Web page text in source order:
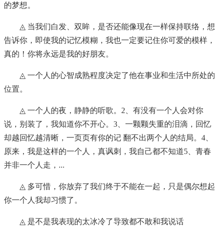
的梦想。
◬ 当我们白发、双眸，是否还能像现在一样保持联络，想
告诉你，即使我的记忆模糊，我也一定要记住你可爱的模样，
真的！你将永远是我的好朋友。
◬ 一个人的心智成熟程度决定了他在事业和生活中所处的
位置。
◬ 一个人的夜，静静的听歌。2、有没有一个人会对你
说，别装了，我知道你不开心。3、一颗颗失重的泪滴，回忆
却越回忆越清晰，一页页有你的记 翻不出两个人的结局。4、
原来，我是这样的一个人，真讽刺，我自己都不知道5、青春
并非一个人走，...
◬ 多可惜，你放弃了我们终于不能在一起，只是偶尔想起
你一个人我却习惯了。
◬ 是不是我表现的太冰冷了导致都不敢和我说话